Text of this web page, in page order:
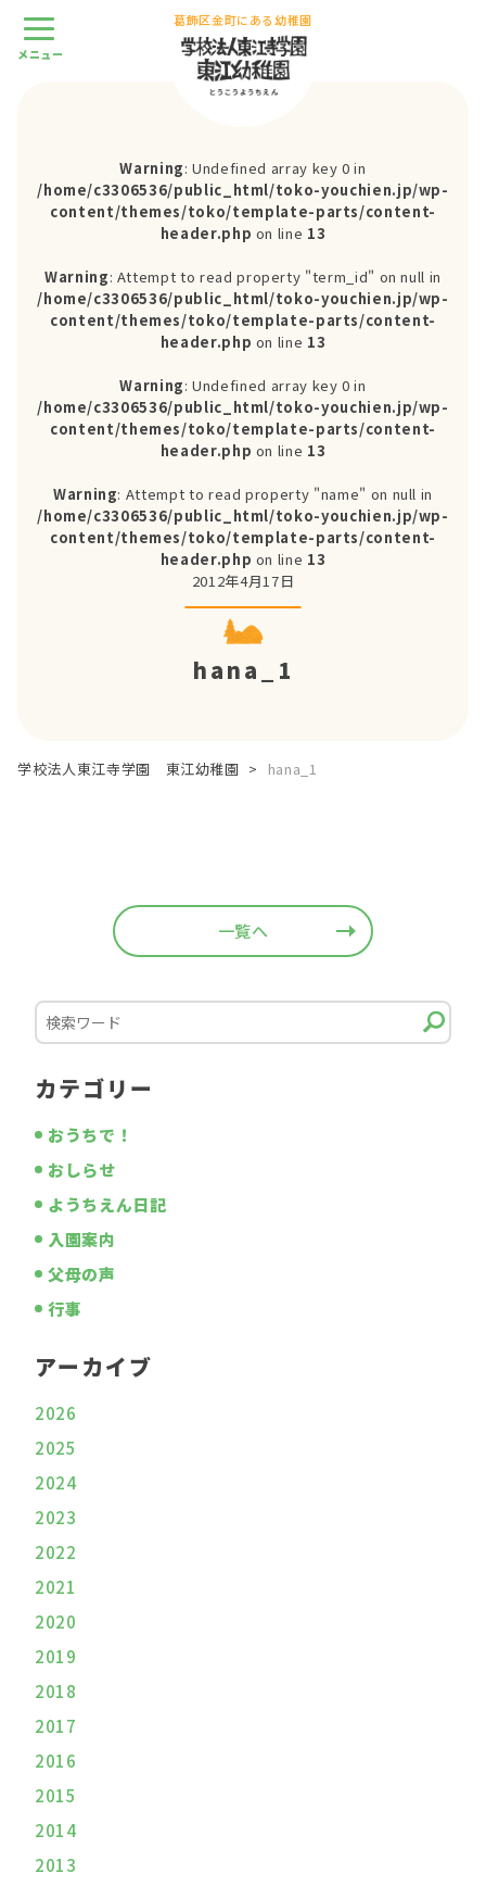
葛飾区金町にある幼稚園
Warning: Undefined array key 0 in
/home/c3306536/public_html/toko-youchien.jp/wp-
content/themes/toko/template-parts/content-
header.php on line 13
Warning: Attempt to read property "term_id" on null in
/home/c3306536/public_html/toko-youchien.jp/wp-
content/themes/toko/template-parts/content-
header.php on line 13
Warning: Undefined array key 0 in
/home/c3306536/public_html/toko-youchien.jp/wp-
content/themes/toko/template-parts/content-
header.php on line 13
Warning: Attempt to read property "name" on null in
/home/c3306536/public_html/toko-youchien.jp/wp-
content/themes/toko/template-parts/content-
header.php on line 13
2012年4月17日
hana_1
学校法人東江寺学園 東江幼稚園 > hana_1
一覧へ
カテゴリー
おうちで！
おしらせ
ようちえん日記
入園案内
父母の声
行事
アーカイブ
2026
2025
2024
2023
2022
2021
2020
2019
2018
2017
2016
2015
2014
2013